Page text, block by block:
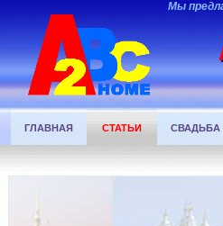
Мы
ГЛАВНАЯ СТАТЬИ СВАДЬБА